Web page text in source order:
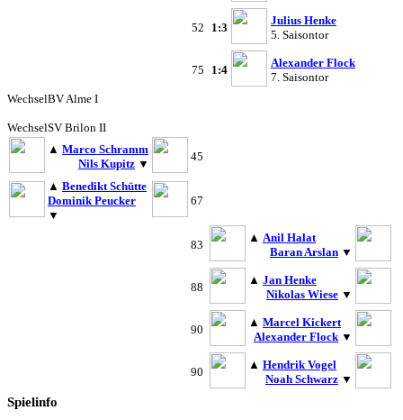
52 1:3
Julius Henke
5. Saisontor
75 1:4
Alexander Flock
7. Saisontor
WechselBV Alme I
WechselSV Brilon II
▲ Marco Schramm
Nils Kupitz ▼
45
▲ Benedikt Schütte
Dominik Peucker
▼
67
83
▲ Anil Halat
Baran Arslan ▼
88
▲ Jan Henke
Nikolas Wiese ▼
90
▲ Marcel Kickert
Alexander Flock ▼
90
▲ Hendrik Vogel
Noah Schwarz ▼
Spielinfo